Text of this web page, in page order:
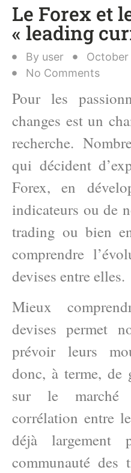
Le Forex et
« leading
By user
October
No Comments
Pour les
changes est un
recherche.
qui décident
Forex, en
indicateurs ou de
trading ou bien
comprendre
devises entre elles.
Mieux
devises permet
prévoir leurs
donc, à terme, de
sur le marché
corrélation entre
déjà largement
communauté des